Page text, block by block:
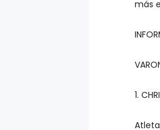
más
1.